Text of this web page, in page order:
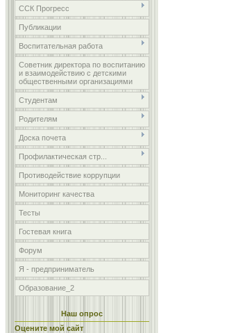
ССК Прогресс
Публикации
Воспитательная работа
Советник директора по воспитанию
и взаимодействию с детскими
общественными организациями
Студентам
Родителям
Доска почета
Профилактическая стр...
Противодействие коррупции
Мониторинг качества
Тесты
Гостевая книга
Форум
Я - предприниматель
Образование_2
Наш опрос
Оцените мой сайт